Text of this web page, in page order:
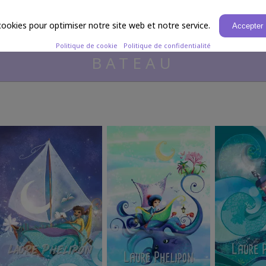
Laure Phelipon
BATEAU
pour optimiser notre site web et notre service. Accepter
Politique de cookie Politique de confidentialité